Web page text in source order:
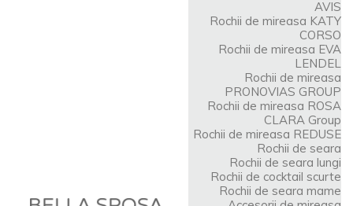
AVIS
Rochii de mireasa KATY
CORSO
Rochii de mireasa EVA
LENDEL
Rochii de mireasa
PRONOVIAS GROUP
Rochii de mireasa ROSA
CLARA Group
Rochii de mireasa REDUSE
Rochii de seara
Rochii de seara lungi
Rochii de cocktail scurte
Rochii de seara mame